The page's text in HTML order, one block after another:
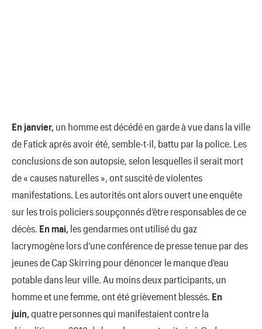
En janvier, un homme est décédé en garde à vue dans la ville
de Fatick après avoir été, semble-t-il, battu par la police. Les
conclusions de son autopsie, selon lesquelles il serait mort
de « causes naturelles », ont suscité de violentes
manifestations. Les autorités ont alors ouvert une enquête
sur les trois policiers soupçonnés d’être responsables de ce
décès. En mai, les gendarmes ont utilisé du gaz
lacrymogène lors d’une conférence de presse tenue par des
jeunes de Cap Skirring pour dénoncer le manque d’eau
potable dans leur ville. Au moins deux participants, un
homme et une femme, ont été grièvement blessés. En
juin,quatre personnes qui manifestaient contre la